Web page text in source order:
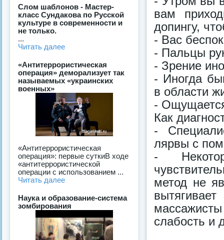
вам
допингу,
- Вас
- Пальцы
- Зрение
- Иногда
в области
-
Как
-
лярвы с
-
метод не
слабость и
Слом шаблонов - Мастер-
класс Сундакова по Русской
культуре в современности и
не только.
...
Читать далее
«Антитеррористическая
операция» деморализует так
называемых «украинских
военных»
«Антитеррористическая
операция»: первые суткиВ ходе
«антитеррористической
операции с использованием ...
Читать далее
Наука и образование-система
зомбирования